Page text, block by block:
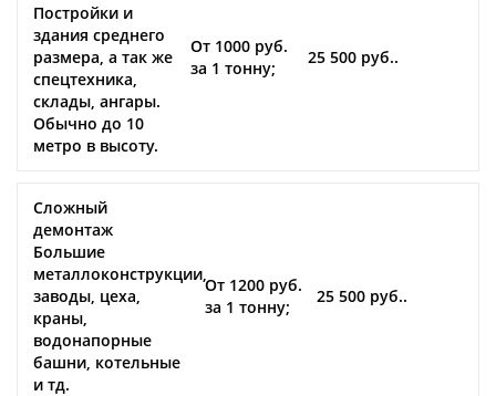
Постройки и
здания среднего
размера, а так же
спецтехника,
склады, ангары.
Обычно до 10
метро в высоту.
От 1000 руб.
за 1 тонну;
25 500 руб..
Сложный
демонтаж
Большие
металлоконструкции,
заводы, цеха,
краны,
водонапорные
башни, котельные
и тд.
От 1200 руб.
за 1 тонну;
25 500 руб..